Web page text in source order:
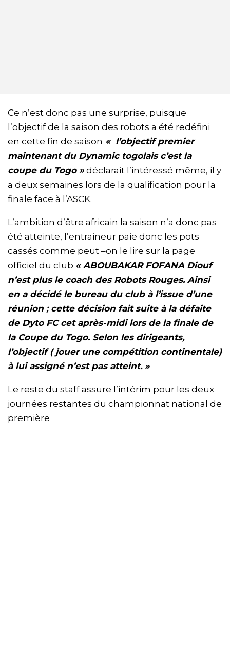
Ce n’est donc pas une surprise, puisque
l’objectif de la saison des robots a été redéfini
en cette fin de saison « l’objectif premier
maintenant du Dynamic togolais c’est la
coupe du Togo » déclarait l’intéressé même, il y
a deux semaines lors de la qualification pour la
finale face à l’ASCK.
L’ambition d’être africain la saison n’a donc pas
été atteinte, l’entraineur paie donc les pots
cassés comme peut –on le lire sur la page
officiel du club « ABOUBAKAR FOFANA Diouf
n’est plus le coach des Robots Rouges. Ainsi
en a décidé le bureau du club à l’issue d’une
réunion ; cette décision fait suite à la défaite
de Dyto FC cet après-midi lors de la finale de
la Coupe du Togo. Selon les dirigeants,
l’objectif ( jouer une compétition continentale)
à lui assigné n’est pas atteint. »
Le reste du staff assure l’intérim pour les deux
journées restantes du championnat national de
première